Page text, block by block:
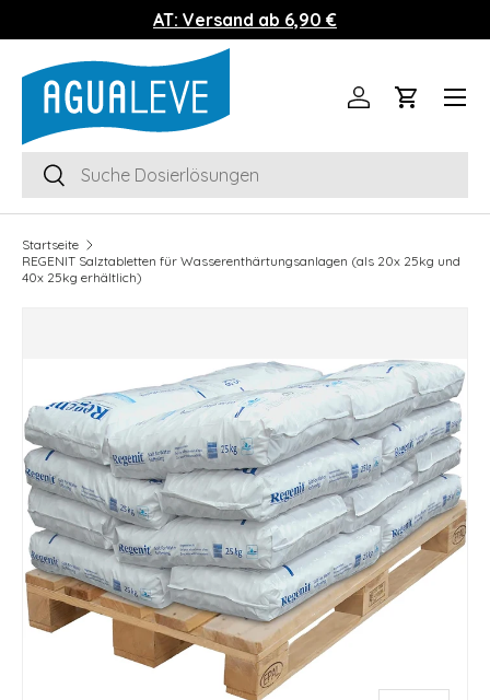
Direkt zum Inhalt
AT: Versand ab 6,90 €
Suchen
Suchen
Einloggen
Menü
Startseite
REGENIT Salztabletten für Wasserenthärtungsanlagen (als 20x 25kg und
40x 25kg erhältlich)